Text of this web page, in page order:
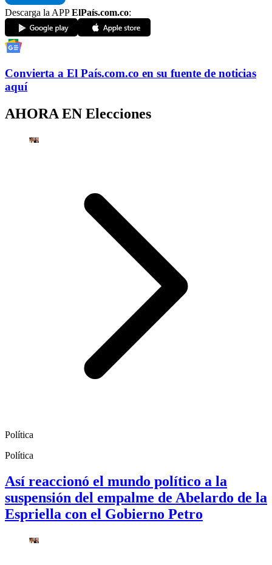
Descarga la APPElPaís.com.co:
Convierta a El País.com.co en su fuente de noticias
aquí
AHORA EN Elecciones
Política
Política
Así reaccionó el mundo político a la
suspensión del empalme de Abelardo de la
Espriella con el Gobierno Petro